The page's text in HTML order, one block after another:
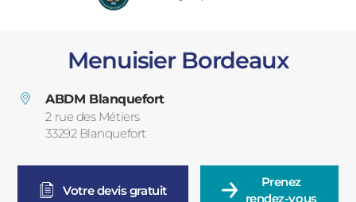
Menuisier Bordeaux
ABDM Blanquefort
2 rue des Métiers
33292 Blanquefort
Votre devis gratuit
Prenez
rendez-vous
PVC
CARPORTS
CLÔTURES